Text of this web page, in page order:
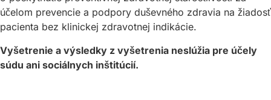
účelom prevencie a podpory duševného zdravia na žiadosť
pacienta bez klinickej zdravotnej indikácie.
Vyšetrenie a výsledky z vyšetrenia neslúžia pre účely
súdu ani sociálnych inštitúcií.